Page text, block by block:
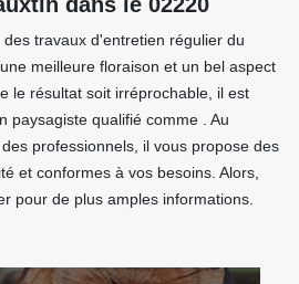
travaux d'entretien régulier du
meilleure floraison et un bel aspect
le résultat soit irréprochable, il est
paysagiste qualifié comme . Au
professionnels, il vous propose des
et conformes à vos besoins. Alors,
pour de plus amples informations.